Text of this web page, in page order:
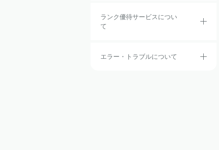
ランク優待サービスについ
て
エラー・トラブルについて